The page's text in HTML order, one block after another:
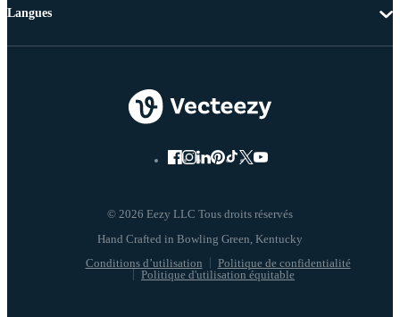
© 2026 Eezy LLC Tous droits réservés
Conditions d’utilisation
Politique de confidentialité
Politique d'utilisation équitable
Langues